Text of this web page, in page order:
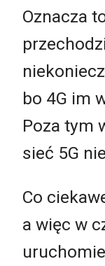
Oznacza
bo 4G im
Poza tym
sieć 5G
Co
a więc w